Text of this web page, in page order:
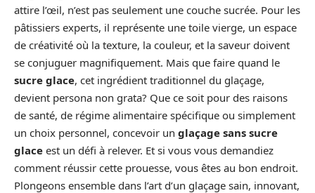
attire l’œil, n’est pas seulement une couche sucrée. Pour les
pâtissiers experts, il représente une toile vierge, un espace
de créativité où la texture, la couleur, et la saveur doivent
se conjuguer magnifiquement. Mais que faire quand le
sucre glace, cet ingrédient traditionnel du glaçage,
devient persona non grata? Que ce soit pour des raisons
de santé, de régime alimentaire spécifique ou simplement
un choix personnel, concevoir un glaçage sans sucre
glace est un défi à relever. Et si vous vous demandiez
comment réussir cette prouesse, vous êtes au bon endroit.
Plongeons ensemble dans l’art d’un glaçage sain, innovant,